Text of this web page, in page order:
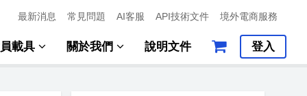
最新消息 常見問題 AI客服 API技術文件 境外電商服務
載具 關於我們 說明文件 登入